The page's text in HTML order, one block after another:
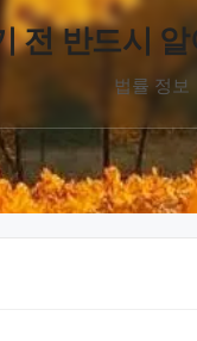
전 반드시
법률 정보